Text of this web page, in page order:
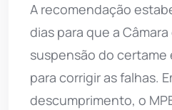
A recomendação
dias para que a
suspensão do certame
para corrigir as falhas.
descumprimento, o